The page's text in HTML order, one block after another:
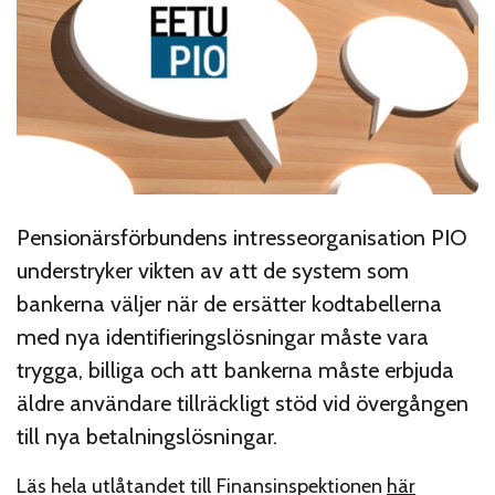
Pensionärsförbundens intresseorganisation PIO
understryker vikten av att de system som
bankerna väljer när de ersätter kodtabellerna
med nya identifieringslösningar måste vara
trygga, billiga och att bankerna måste erbjuda
äldre användare tillräckligt stöd vid övergången
till nya betalningslösningar.
Läs hela utlåtandet till Finansinspektionen här